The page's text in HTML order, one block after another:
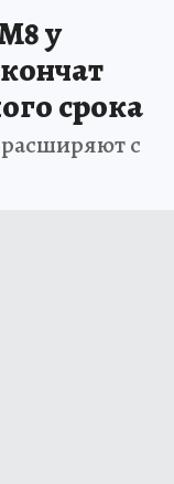
у
срока
расширяют с